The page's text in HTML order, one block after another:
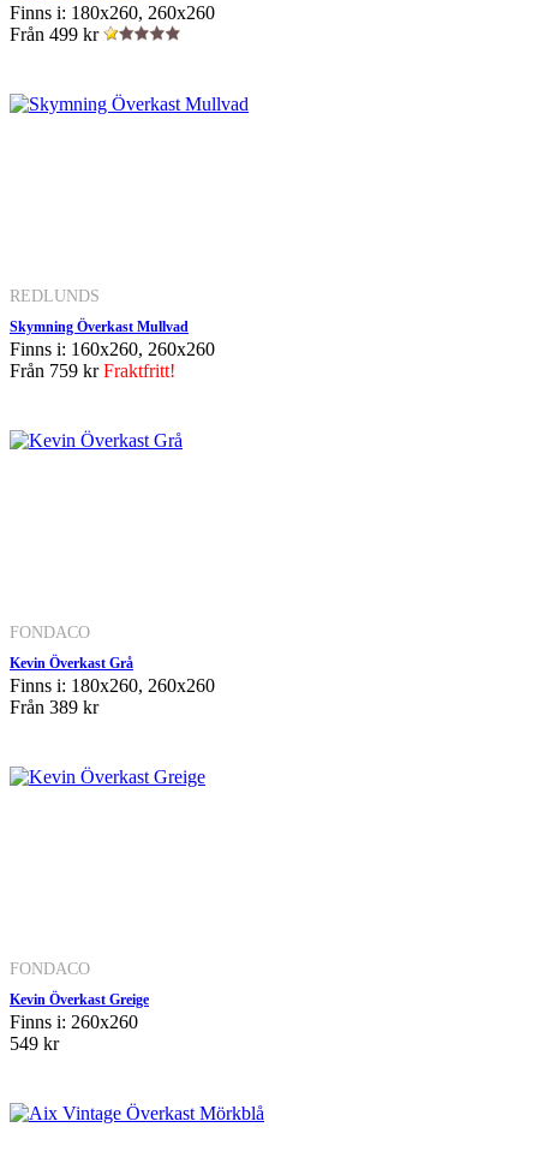
Finns i: 180x260, 260x260
Från 499 kr
REDLUNDS
Skymning Överkast Mullvad
Finns i: 160x260, 260x260
Från 759 krFraktfritt!
FONDACO
Kevin Överkast Grå
Finns i: 180x260, 260x260
Från 389 kr
FONDACO
Kevin Överkast Greige
Finns i: 260x260
549 kr